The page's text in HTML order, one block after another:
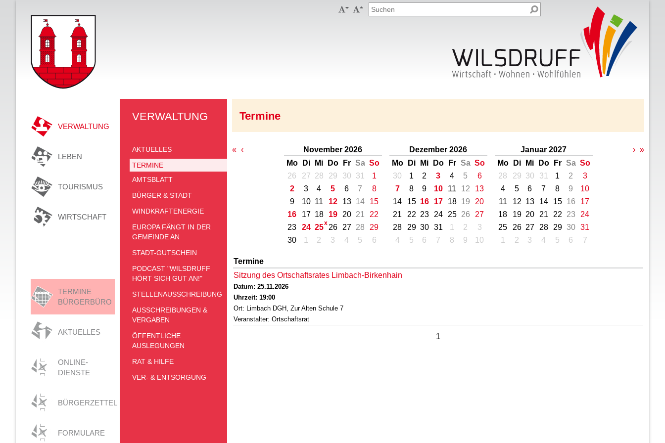
 
VERWALTUNG
LEBEN
TOURISMUS
WIRTSCHAFT
TERMINE
BÜRGERBÜRO
AKTUELLES
ONLINE-
DIENSTE
BÜRGERZETTEL
FORMULARE
VERWALTUNG
AKTUELLES
TERMINE
AMTSBLATT
BÜRGER & STADT
WINDKRAFTENERGIE
EUROPA FÄNGT IN DER
GEMEINDE AN
STADT-GUTSCHEIN
PODCAST "WILSDRUFF
HÖRT SICH GUT AN!"
STELLENAUSSCHREIBUNG
AUSSCHREIBUNGEN &
VERGABEN
ÖFFENTLICHE
AUSLEGUNGEN
RAT & HILFE
VER- & ENTSORGUNG
Termine
« ‹
November 2026
Mo
Di Mi Do Fr Sa So
26
27 28 29 30 31
1
2
3 4 5 6 7
8
9
10 11 12 13 14
15
16
17 18 19 20 21
22
23
24 25 26 27 28
29
30
1 2 3 4 5 6
Dezember 2026
Mo
Di Mi Do Fr Sa So
30
1 2 3 4 5
6
7
8 9 10 11 12
13
14
15 16 17 18 19
20
21
22 23 24 25 26
27
28
29 30 31 1 2
3
4
5 6 7 8 9 10
Januar 2027
Mo
Di Mi Do Fr Sa So
28
29 30 31 1 2
3
4
5 6 7 8 9
10
11
12 13 14 15 16
17
18
19 20 21 22 23
24
25
26 27 28 29 30
31
1
2 3 4 5 6 7
› »
Termine
Sitzung des Ortschaftsrates Limbach-Birkenhain
Datum: 25.11.2026
Uhrzeit: 19:00
Ort: Limbach DGH, Zur Alten Schule 7
Veranstalter: Ortschaftsrat
1